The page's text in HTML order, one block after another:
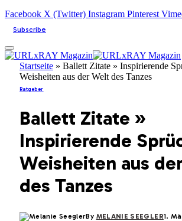
Facebook X (Twitter) Instagram Pinterest
Subscribe
Startseite » Ballett Zitate » Inspirierende
Weisheiten aus der Welt des Tanzes
Ratgeber
Ballett Zitate »
Inspirierende
Weisheiten aus
des Tanzes
By MELANIE SEEGLER1.